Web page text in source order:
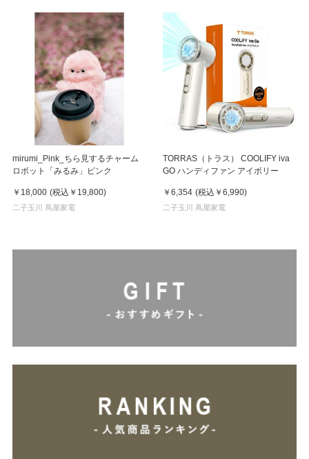
mirumi_Pink_ちら見するチャーム
ロボット「みるみ」ピンク
￥18,000 (税込 ￥19,800)
二子玉川 蔦屋家電
TORRAS（トラス） COOLIFY iva
GO ハンディファン アイボリー
￥6,354 (税込 ￥6,990)
二子玉川 蔦屋家電